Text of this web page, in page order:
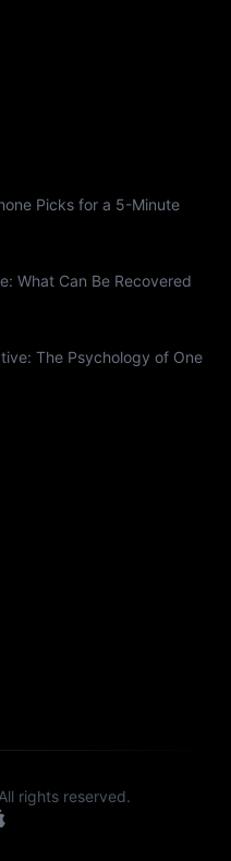
Picks for a 5-Minute
What Can Be Recovered
The Psychology of One
All rights reserved.